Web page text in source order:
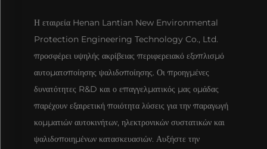
Η εταιρεία Henan Lantian New Environmental
Protection Engineering Technology Co., Ltd.
προσφέρει υψηλής ακρίβειας περιφερειακό εξοπλισμό
αυτοματοποίησης ψαλιδοποίησης. Οι προηγμένες
δυνατότητες R&D και ο επαγγελματικός μας ομάδας
παρέχουν εξαιρετική ποιότητα λύσεις για την παραγωγή
κομματιών αυτοκινήτων, ηλεκτρονικών συστατικών και
ψαλιδοποιημένων κατασκευασιών. Αυξήστε την